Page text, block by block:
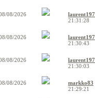
08/2026
21:31:28
08/2026
21:30:43
08/2026
21:30:03
08/2026
markko83
21:29:21